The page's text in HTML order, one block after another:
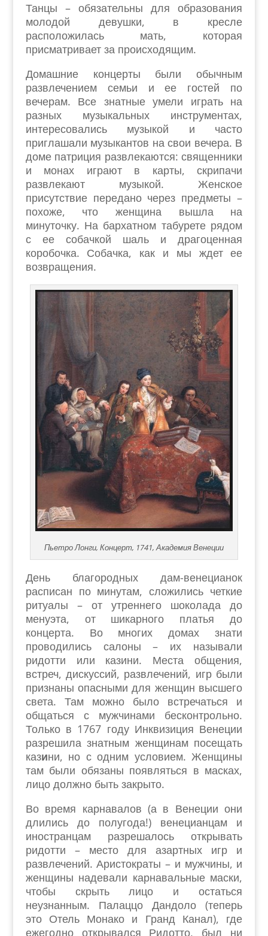
Танцы – обязательны для образования
молодой девушки, в кресле
расположилась мать, которая
присматривает за происходящим.
Домашние концерты были обычным
развлечением семьи и ее гостей по
вечерам. Все знатные умели играть на
разных музыкальных инструментах,
интересовались музыкой и часто
приглашали музыкантов на свои вечера. В
доме патриция развлекаются: священники
и монах играют в карты, скрипачи
развлекают музыкой. Женское
присутствие передано через предметы –
похоже, что женщина вышла на
минуточку. На бархатном табурете рядом
с ее собачкой шаль и драгоценная
коробочка. Собачка, как и мы ждет ее
возвращения.
Пьетро Лонги, Концерт, 1741, Академия Венеции
День благородных дам-венецианок
расписан по минутам, сложились четкие
ритуалы – от утреннего шоколада до
менуэта, от шикарного платья до
концерта. Во многих домах знати
проводились салоны – их называли
ридотти или казини. Места общения,
встреч, дискуссий, развлечений, игр были
признаны опасными для женщин высшего
света. Там можно было встречаться и
общаться с мужчинами бесконтрольно.
Только в 1767 году Инквизиция Венеции
разрешила знатным женщинам посещать
казини, но с одним условием. Женщины
там были обязаны появляться в масках,
лицо должно быть закрыто.
Во время карнавалов (а в Венеции они
длились до полугода!) венецианцам и
иностранцам разрешалось открывать
ридотти – место для азартных игр и
развлечений. Аристократы – и мужчины, и
женщины надевали карнавальные маски,
чтобы скрыть лицо и остаться
неузнанным. Палаццо Дандоло (теперь
это Отель Монако и Гранд Канал), где
ежегодно открывался Ридотто, был ни